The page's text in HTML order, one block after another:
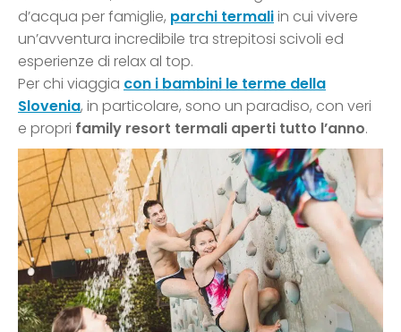
d’acqua per famiglie, parchi termaliin cui vivere
un’avventura incredibile tra strepitosi scivoli ed
esperienze di relax al top.
Per chi viaggia con i bambini le terme della
Slovenia, in particolare, sono un paradiso, con veri
e propri family resort termali aperti tutto l’anno.